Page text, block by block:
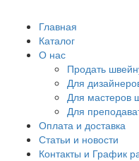
Главная
Каталог
О нас
Продать
Для
Для мастеров
Для
Оплата и доставка
Статьи и новости
Контакты и График